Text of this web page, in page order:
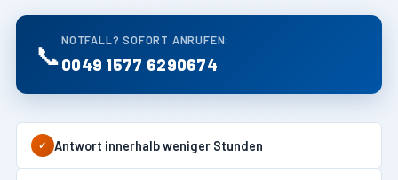
📞 NOTFALL? SOFORT ANRUFEN:
0049 1577 6290674
✓ Antwort innerhalb weniger Stunden